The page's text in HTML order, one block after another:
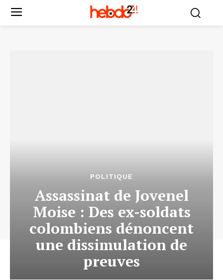
POLITIQUE
Assassinat de Jovenel
Moise : Des ex-soldats
colombiens dénoncent
une dissimulation de
preuves